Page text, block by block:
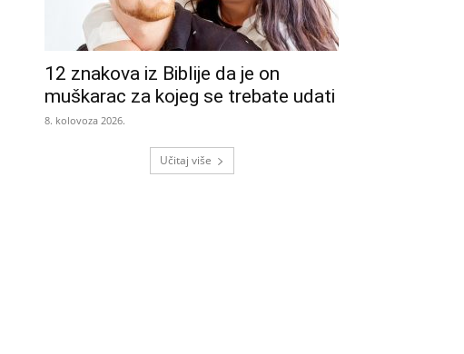
12 znakova iz Biblije da je on
muškarac za kojeg se trebate udati
8. kolovoza 2026.
Učitaj više